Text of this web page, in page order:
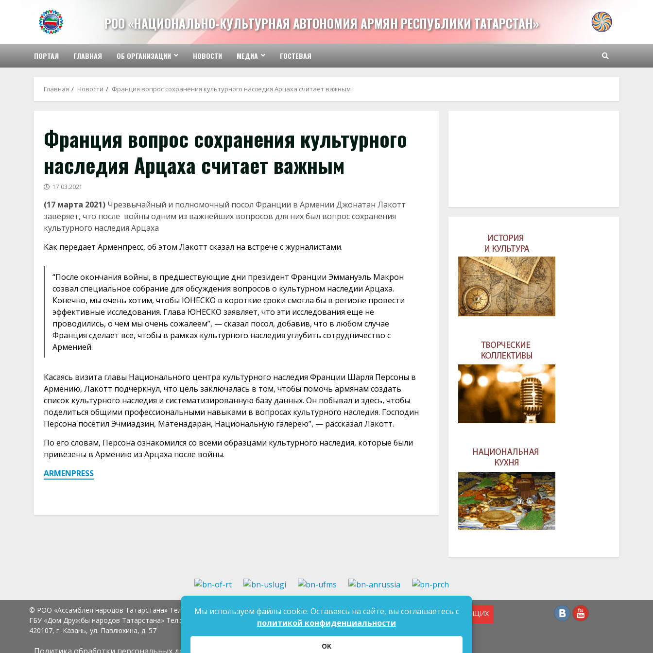
содержимому
РОО «НАЦИОНАЛЬНО-КУЛЬТУРНАЯ АВТОНОМИЯ АРМЯН РЕСПУБЛИКИ ТАТАРСТАН»
ПОРТАЛ ГЛАВНАЯ ОБ ОРГАНИЗАЦИИ НОВОСТИ МЕДИА ГОСТЕВАЯ
Главная Новости Франция вопрос сохранения культурного наследия Арцаха считает важным
Франция вопрос сохранения культурного
наследия Арцаха считает важным
17.03.2021
(17 марта 2021) Чрезвычайный и полномочный посол Франции в Армении Джонатан Лакотт
заверяет, что после войны одним из важнейших вопросов для них был вопрос сохранения
культурного наследия Арцаха
Как передает Арменпресс, об этом Лакотт сказал на встрече с журналистами.
“После окончания войны, в предшествующие дни президент Франции Эммануэль Макрон
созвал специальное собрание для обсуждения вопросов о культурном наследии Арцаха.
Конечно, мы очень хотим, чтобы ЮНЕСКО в короткие сроки смогла бы в регионе провести
эффективные исследования. Глава ЮНЕСКО заявляет, что эти исследования еще не
проводились, о чем мы очень сожалеем”, — сказал посол, добавив, что в любом случае
Франция сделает все, чтобы в рамках культурного наследия углубить сотрудничество с
Арменией.
Касаясь визита главы Национального центра культурного наследия Франции Шарля Персоны в
Армению, Лакотт подчеркнул, что цель заключалась в том, чтобы помочь армянам создать
список культурного наследия и систематизированную базу данных. Он побывал и здесь, чтобы
поделиться общими профессиональными навыками в вопросах культурного наследия. Господин
Персона посетил Эчмиадзин, Матенадаран, Национальную галерею”, — рассказал Лакотт.
По его словам, Персона ознакомился со всеми образцами культурного наследия, которые были
привезены в Армению из Арцаха после войны.
ARMENPRESS
ДЛЯ СЛАБОВИДЯЩИХ
© РОО «Ассамблея народов Татарстана» Тел.: 8 (843) 237-97-99E-mail:an-tatarstan@yandex.ru
ГБУ «Дом Дружбы народов Татарстана» Тел.:
E-mail:mk.ddn@tatar.ru
420107, г. Казань, ул. Павлюхина, д. 57
Мы используем файлы cookie. Оставаясь на сайте, вы соглашаетесь с
политикой конфиденциальности
OK